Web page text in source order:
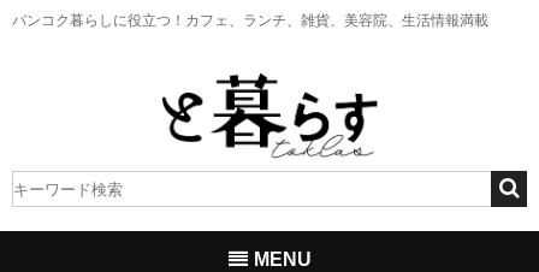
バンコク暮らしに役立つ！ カフェ、ランチ、雑貨、美容院、生活情報満載
MENU